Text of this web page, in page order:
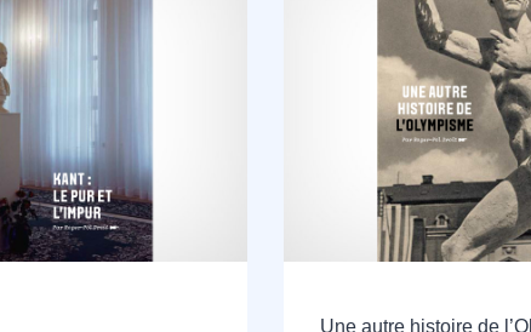
Une autre histoire de